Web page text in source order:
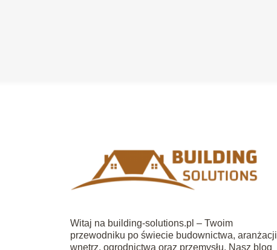
Witaj na building-solutions.pl – Twoim
przewodniku po świecie budownictwa, aranżacji
wnętrz, ogrodnictwa oraz przemysłu. Nasz blog